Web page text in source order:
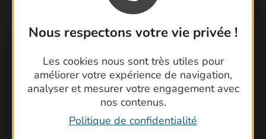
Nous respectons votre vie privée !
Les cookies nous sont très utiles pour
améliorer votre expérience de navigation,
analyser et mesurer votre engagement avec
nos contenus.
Politique de confidentialité
Foire aux questions
Brochures
Cartoguides et Topoguides
Latitude Gard